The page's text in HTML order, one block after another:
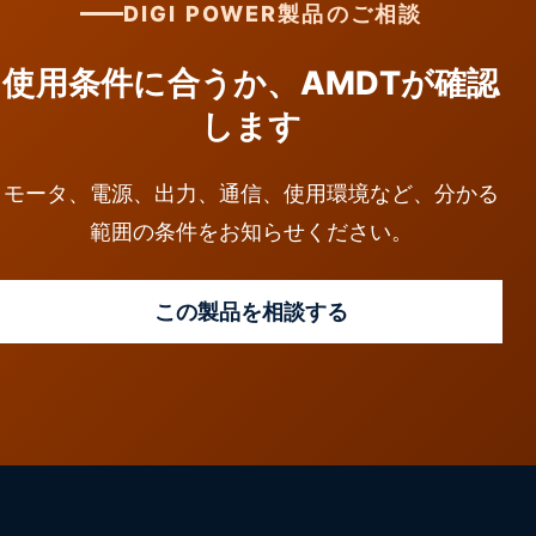
DIGI POWER製品のご相談
使用条件に合うか、AMDTが確認
します
モータ、電源、出力、通信、使用環境など、分かる
範囲の条件をお知らせください。
この製品を相談する